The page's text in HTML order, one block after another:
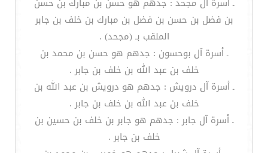
بن فضل بن حسن بن فضل بن مبارك بن خلف بن جابر
الملقب بـ (مجحد) .
ـ أسرة آل بوحسون : جدهم هو حسن بن محمد بن
خلف بن عبد الله بن خلف بن جابر .
ـ أسرة آل درويش : جدهم هو درويش بن عبد الله بن
خلف بن عبد الله بن خلف بن جابر .
ـ أسرة آل جابر : جدهم هو جابر بن خلف بن حسين بن
خلف بن جابر .